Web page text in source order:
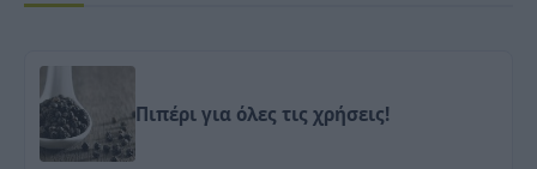
Πιπέρι για όλες τις χρήσεις!